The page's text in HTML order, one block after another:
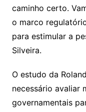
caminho certo.
o marco
para estimular a
Silveira.
O estudo da
necessário avaliar
governamentais